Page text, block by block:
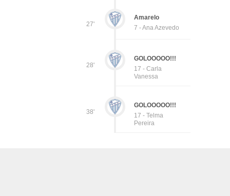
27'
Amarelo
7 - Ana Azevedo
28'
GOLOOOOO!!!
17 - Carla
Vanessa
38'
GOLOOOOO!!!
17 - Telma
Pereira